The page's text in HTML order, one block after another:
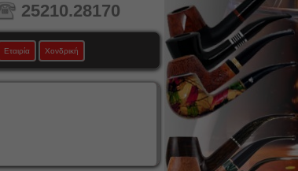
25210.28170
Εταιρία Χονδρική